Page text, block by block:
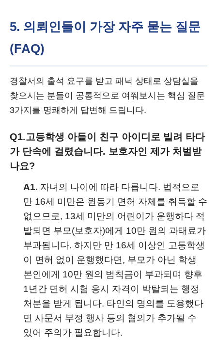
5. 의뢰인들이 가장 자주 묻는 질문
(FAQ)
경찰서의 출석 요구를 받고 패닉 상태로 상담실을
찾으시는 분들이 공통적으로 여쭤보시는 핵심 질문
3가지를 명쾌하게 답변해 드립니다.
Q1.고등학생 아들이 친구 아이디로 빌려 타다
가 단속에 걸렸습니다. 보호자인 제가 처벌받
나요?
A1. 자녀의 나이에 따라 다릅니다. 법적으로
만 16세 미만은 원동기 면허 자체를 취득할 수
없으므로, 13세 미만의 어린이가 운행하다 적
발되면 부모(보호자)에게 10만 원의 과태료가
부과됩니다. 하지만 만 16세 이상인 고등학생
이 면허 없이 운행했다면, 부모가 아닌 학생
본인에게 10만 원의 범칙금이 부과되며 향후
1년간 면허 시험 응시 자격이 박탈되는 행정
처분을 받게 됩니다. 타인의 명의를 도용했다
면 사문서 부정 행사 등의 혐의가 추가될 수
있어 주의가 필요합니다.